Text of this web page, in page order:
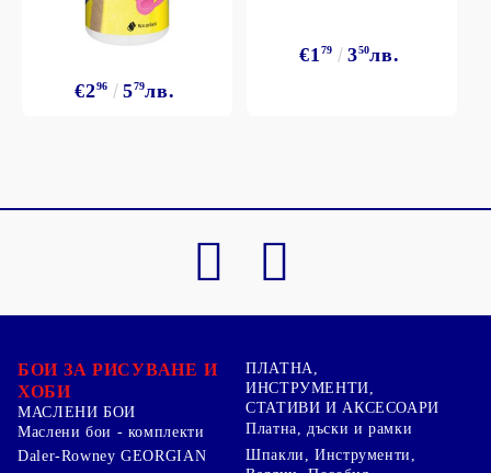
€296 579лв.
€1 79 350лв.
БОИ ЗА РИСУВАНЕ И
ХОБИ
МАСЛЕНИ БОИ
Маслени бои - комплекти
Daler-Rowney GEORGIAN
ПЛАТНА,
ИНСТРУМЕНТИ,
СТАТИВИ И АКСЕСОАРИ
Платна, дъски и рамки
Шпакли, Инструменти,